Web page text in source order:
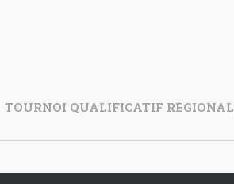
TOURNOI QUALIFICATIF RÉGIONAL